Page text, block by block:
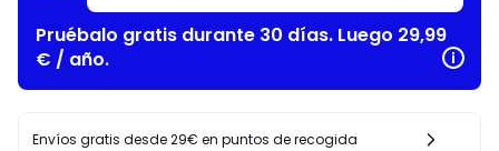
Pruébalo gratis durante 30 días. Luego 29,99
€ / año.
Envíos gratis desde 29€ en puntos de recogida